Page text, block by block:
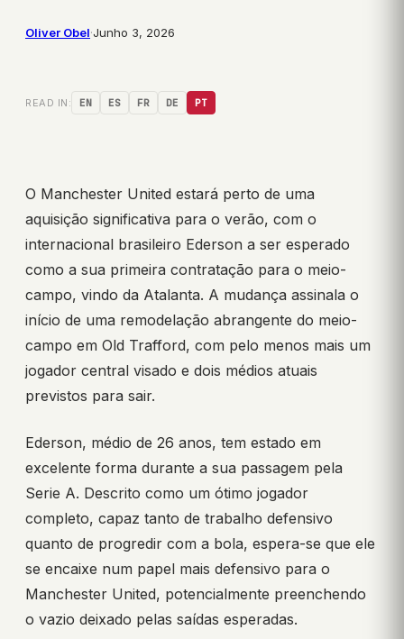
Oliver Obel·Junho 3, 2026
READ IN: EN ES FR DE PT
O Manchester United estará perto de uma
aquisição significativa para o verão, com o
internacional brasileiro Ederson a ser esperado
como a sua primeira contratação para o meio-
campo, vindo da Atalanta. A mudança assinala o
início de uma remodelação abrangente do meio-
campo em Old Trafford, com pelo menos mais um
jogador central visado e dois médios atuais
previstos para sair.
Ederson, médio de 26 anos, tem estado em
excelente forma durante a sua passagem pela
Serie A. Descrito como um ótimo jogador
completo, capaz tanto de trabalho defensivo
quanto de progredir com a bola, espera-se que ele
se encaixe num papel mais defensivo para o
Manchester United, potencialmente preenchendo
o vazio deixado pelas saídas esperadas.